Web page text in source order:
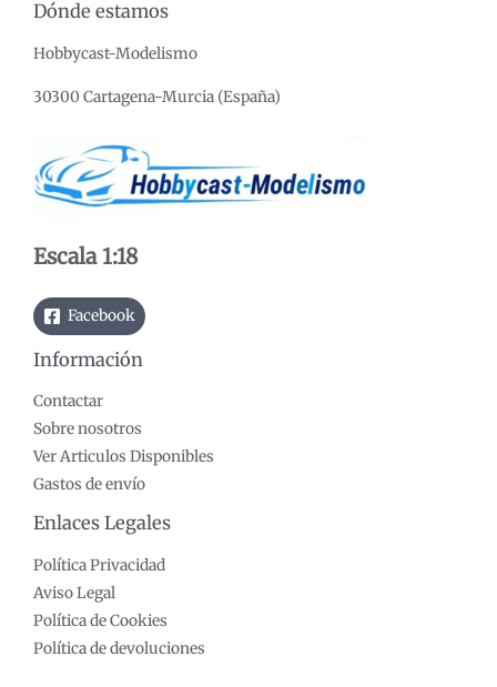
Dónde estamos
Hobbycast-Modelismo
30300 Cartagena-Murcia (España)
Escala 1:18
Facebook
Información
Contactar
Sobre nosotros
Ver Articulos Disponibles
Gastos de envío
Enlaces Legales
Política Privacidad
Aviso Legal
Política de Cookies
Política de devoluciones